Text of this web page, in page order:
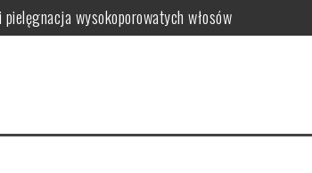
wysokoporowatych włosów
dla skóry
farbowaniu?